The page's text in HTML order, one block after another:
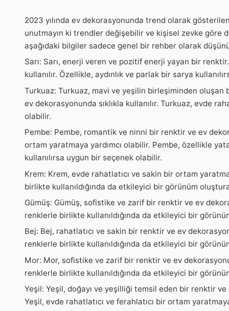
2023 yılında ev dekorasyonunda trend olarak
unutmayın ki trendler değişebilir ve kişisel zevke göre
aşağıdaki bilgiler sadece genel bir rehber olarak
Sarı: Sarı, enerji veren ve pozitif enerji yayan bir
kullanılır. Özellikle, aydınlık ve parlak bir sarya
Turkuaz: Turkuaz, mavi ve yeşilin birleşiminden oluşan
ev dekorasyonunda sıklıkla kullanılır. Turkuaz, evde
olabilir.
Pembe: Pembe, romantik ve ninni bir renktir ve ev
ortam yaratmaya yardımcı olabilir. Pembe, özellikle
kullanılırsa uygun bir seçenek olabilir.
Krem: Krem, evde rahatlatıcı ve sakin bir ortam
birlikte kullanıldığında da etkileyici bir görünüm
Gümüş: Gümüş, sofistike ve zarif bir renktir ve ev
renklerle birlikte kullanıldığında da etkileyici bir
Bej: Bej, rahatlatıcı ve sakin bir renktir ve ev
renklerle birlikte kullanıldığında da etkileyici bir
Mor: Mor, sofistike ve zarif bir renktir ve ev
renklerle birlikte kullanıldığında da etkileyici bir
Yeşil: Yeşil, doğayı ve yeşilliği temsil eden bir renktir ve
Yeşil, evde rahatlatıcı ve ferahlatıcı bir ortam